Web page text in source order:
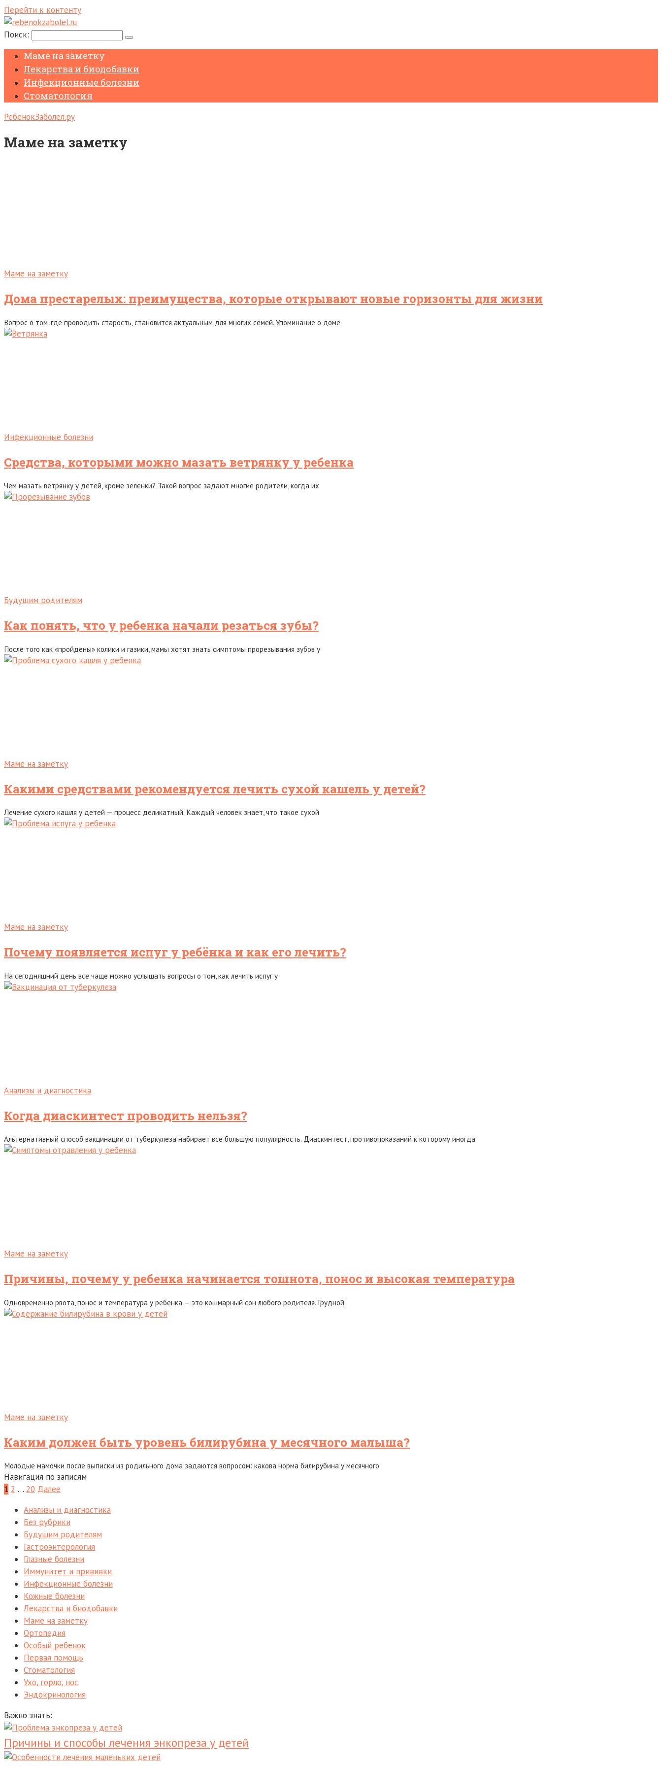
Перейти к контенту
Поиск:
Маме на заметку
Лекарства и биодобавки
Инфекционные болезни
Стоматология
РебенокЗаболел.ру
Маме на заметку
Маме на заметку
Дома престарелых: преимущества, которые открывают новые горизонты для жизни
Вопрос о том, где проводить старость, становится актуальным для многих семей. Упоминание о доме
Инфекционные болезни
Средства, которыми можно мазать ветрянку у ребенка
Чем мазать ветрянку у детей, кроме зеленки? Такой вопрос задают многие родители, когда их
Будущим родителям
Как понять, что у ребенка начали резаться зубы?
После того как «пройдены» колики и газики, мамы хотят знать симптомы прорезывания зубов у
Маме на заметку
Какими средствами рекомендуется лечить сухой кашель у детей?
Лечение сухого кашля у детей — процесс деликатный. Каждый человек знает, что такое сухой
Маме на заметку
Почему появляется испуг у ребёнка и как его лечить?
На сегодняшний день все чаще можно услышать вопросы о том, как лечить испуг у
Анализы и диагностика
Когда диаскинтест проводить нельзя?
Альтернативный способ вакцинации от туберкулеза набирает все большую популярность. Диаскинтест, противопоказаний к которому иногда
Маме на заметку
Причины, почему у ребенка начинается тошнота, понос и высокая температура
Одновременно рвота, понос и температура у ребенка — это кошмарный сон любого родителя. Грудной
Маме на заметку
Каким должен быть уровень билирубина у месячного малыша?
Молодые мамочки после выписки из родильного дома задаются вопросом: какова норма билирубина у месячного
Навигация по записям
1 2 … 20 Далее
Анализы и диагностика
Без рубрики
Будущим родителям
Гастроэнтерология
Глазные болезни
Иммунитет и прививки
Инфекционные болезни
Кожные болезни
Лекарства и биодобавки
Маме на заметку
Ортопедия
Особый ребенок
Первая помощь
Стоматология
Ухо, горло, нос
Эндокринология
Важно знать:
Причины и способы лечения энкопреза у детей